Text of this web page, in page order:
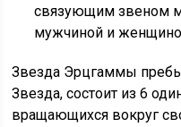
связующим звеном
мужчиной и
Звезда Эрцгаммы
Звезда, состоит из 6
вращающихся вокруг